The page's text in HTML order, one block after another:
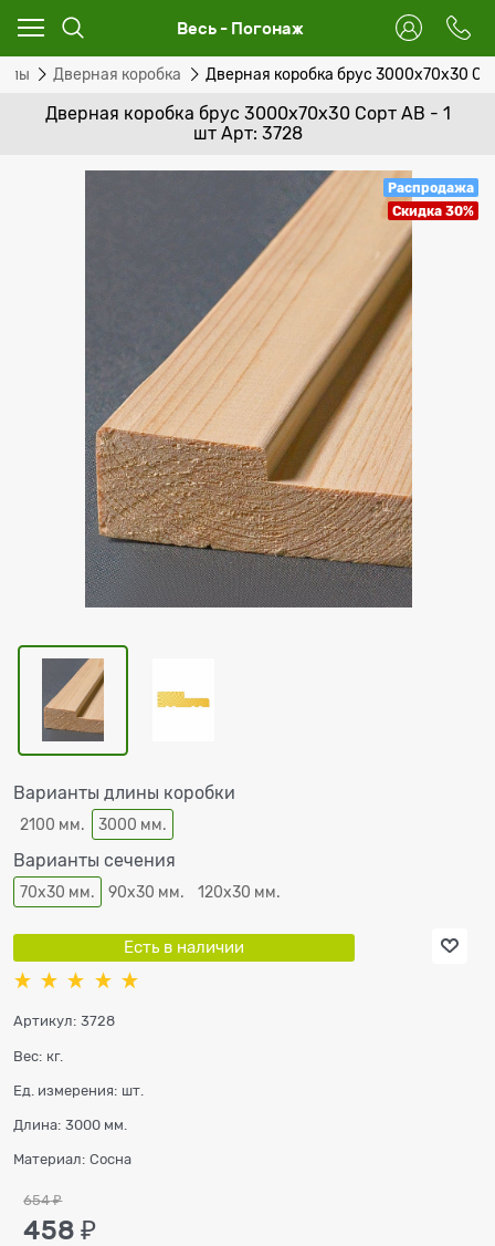
Весь - Погонаж
Дверная коробка Дверная коробка брус 3000х70х30
Дверная коробка брус 3000х70х30 Сорт АВ - 1
шт Арт: 3728
Распродажа
Скидка 30%
Варианты длины коробки
2100 мм. 3000 мм.
Варианты сечения
70х30 мм. 90х30 мм. 120х30 мм.
Есть в наличии
Артикул: 3728
Вес: кг.
Ед. измерения: шт.
Длина: 3000 мм.
Материал: Сосна
654 ₽
458 ₽